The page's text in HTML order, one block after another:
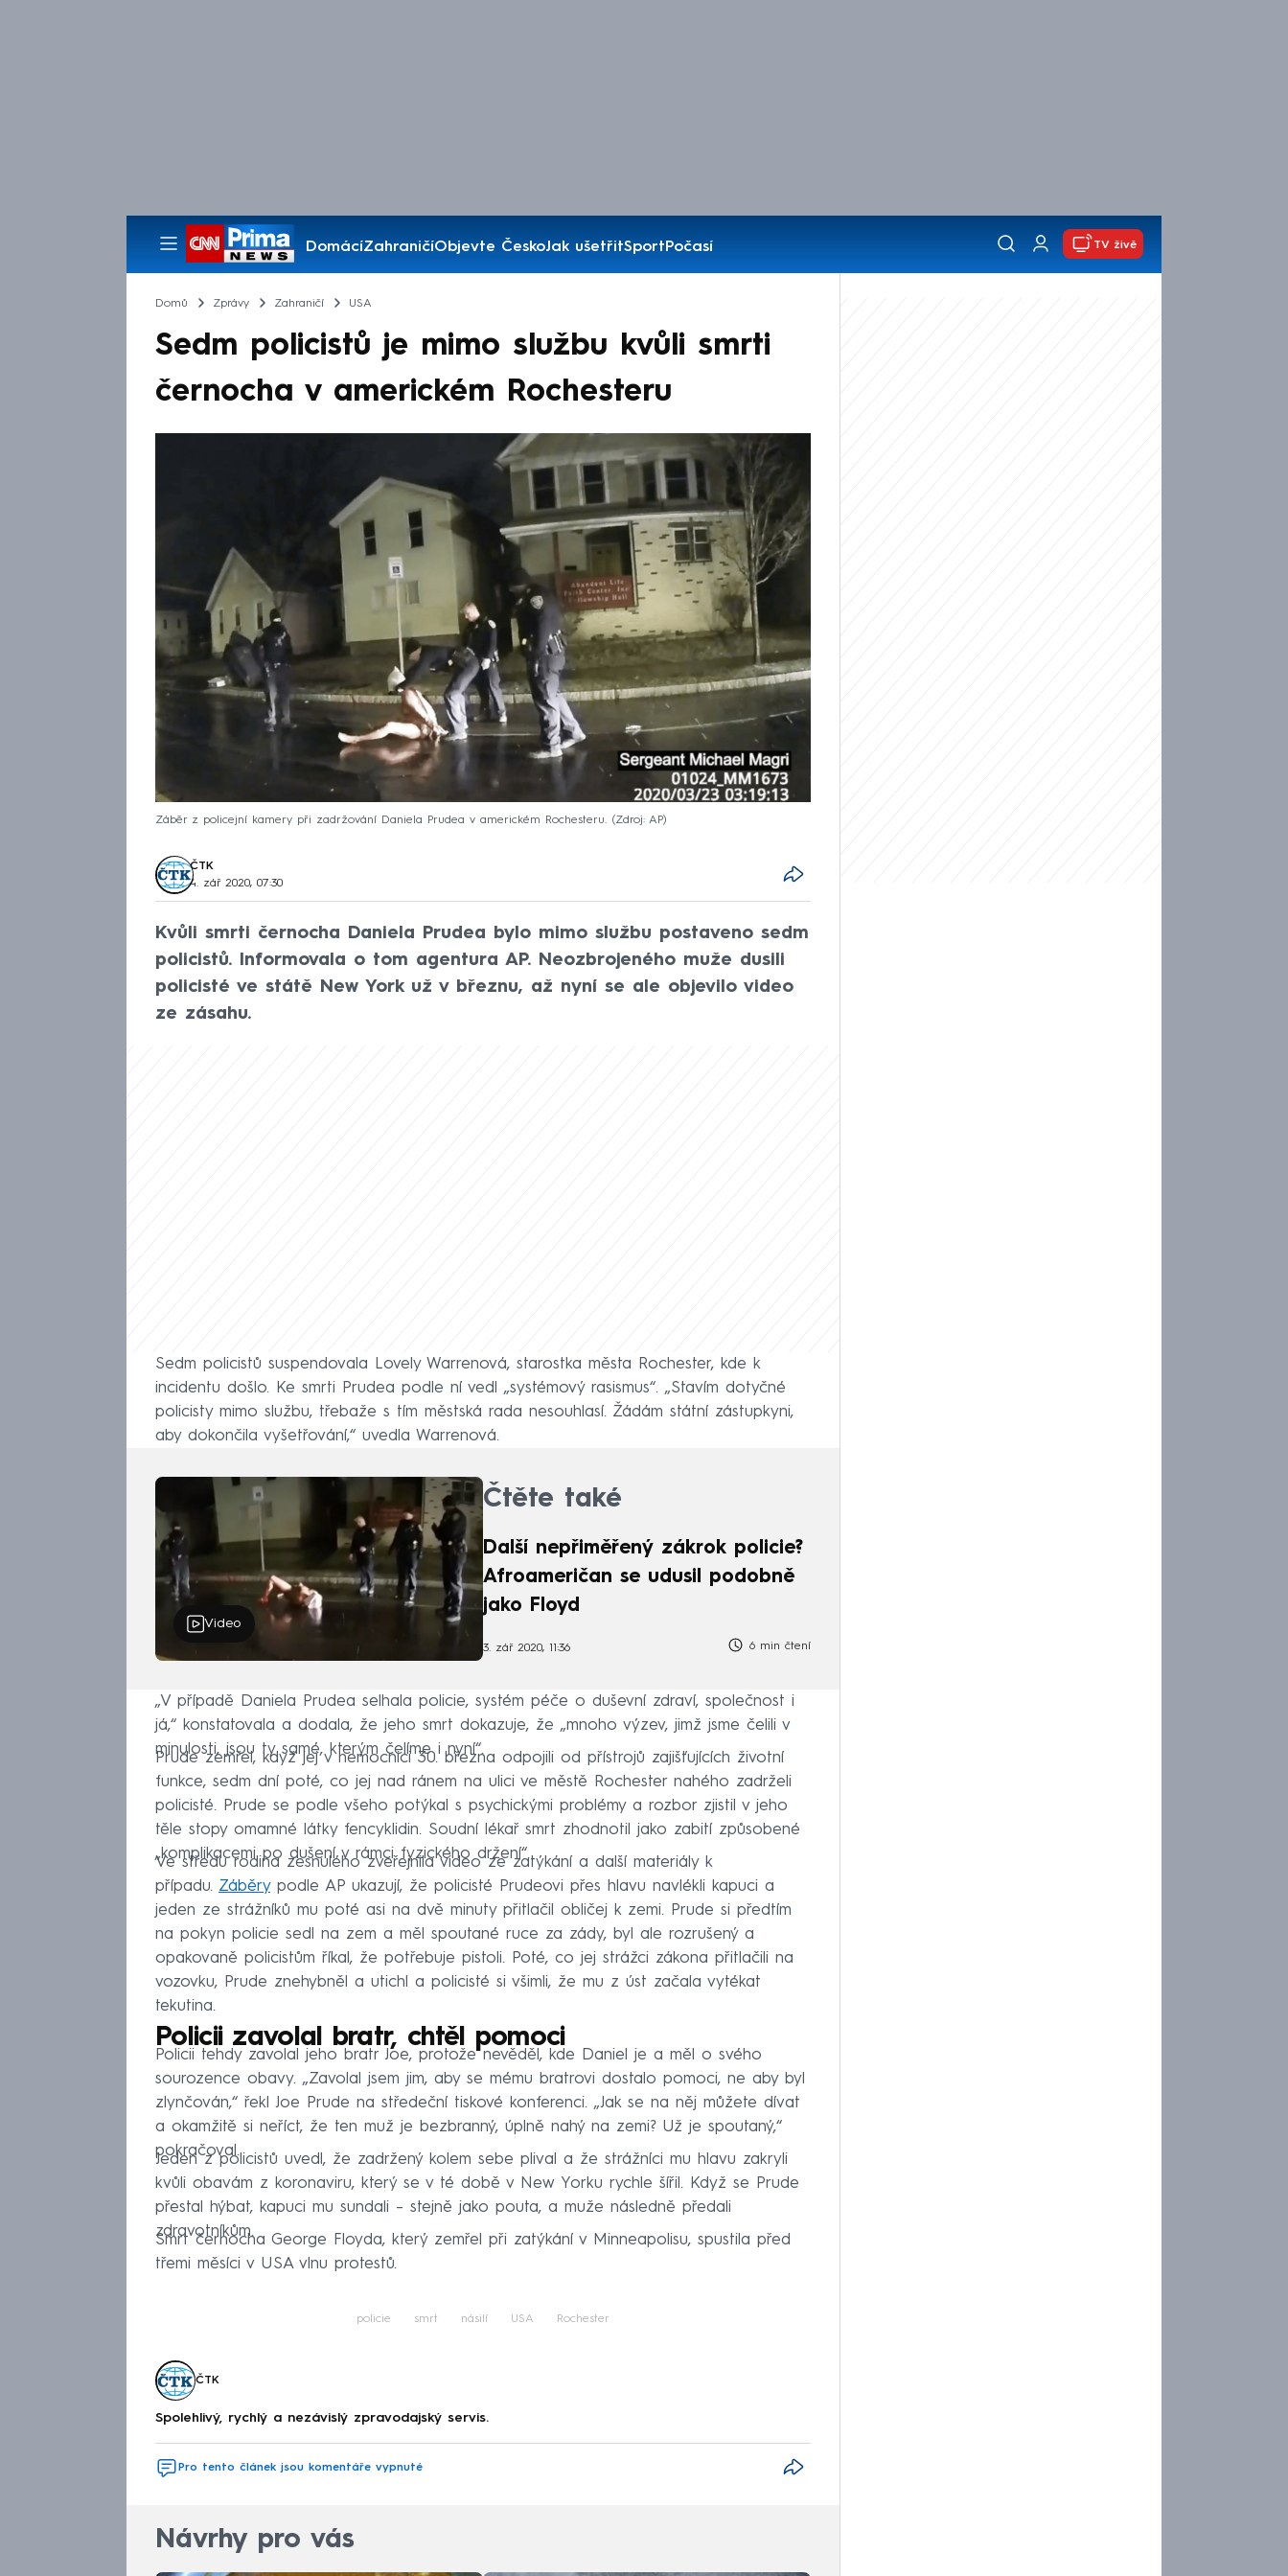
DomácíZahraničíObjevte ČeskoJak ušetřitSportPočasí
Pořady
TV živě
Domů Zprávy Zahraničí USA
Sedm policistů je mimo službu kvůli smrti
černocha v americkém Rochesteru
Záběr z policejní kamery při zadržování Daniela Prudea v americkém Rochesteru. Zdroj: AP
ČTK
4. zář 2020, 07:30
Kvůli smrti černocha Daniela Prudea bylo mimo službu postaveno sedm
policistů. Informovala o tom agentura AP. Neozbrojeného muže dusili
policisté ve státě New York už v březnu, až nyní se ale objevilo video
ze zásahu.
Sedm policistů suspendovala Lovely Warrenová, starostka města Rochester, kde k
incidentu došlo. Ke smrti Prudea podle ní vedl „systémový rasismus“. „Stavím dotyčné
policisty mimo službu, třebaže s tím městská rada nesouhlasí. Žádám státní zástupkyni,
aby dokončila vyšetřování,“ uvedla Warrenová.
Video
Čtěte také
Další nepřiměřený zákrok policie?
Afroameričan se udusil podobně
jako Floyd
3. zář 2020, 11:36 6 min čtení
„V případě Daniela Prudea selhala policie, systém péče o duševní zdraví, společnost i
já,“ konstatovala a dodala, že jeho smrt dokazuje, že „mnoho výzev, jimž jsme čelili v
minulosti, jsou ty samé, kterým čelíme i nyní“.
Prude zemřel, když jej v nemocnici 30. března odpojili od přístrojů zajišťujících životní
funkce, sedm dní poté, co jej nad ránem na ulici ve městě Rochester nahého zadrželi
policisté. Prude se podle všeho potýkal s psychickými problémy a rozbor zjistil v jeho
těle stopy omamné látky fencyklidin. Soudní lékař smrt zhodnotil jako zabití způsobené
„komplikacemi po dušení v rámci fyzického držení“.
Ve středu rodina zesnulého zveřejnila video ze zatýkání a další materiály k
případu. Záběrypodle AP ukazují, že policisté Prudeovi přes hlavu navlékli kapuci a
jeden ze strážníků mu poté asi na dvě minuty přitlačil obličej k zemi. Prude si předtím
na pokyn policie sedl na zem a měl spoutané ruce za zády, byl ale rozrušený a
opakovaně policistům říkal, že potřebuje pistoli. Poté, co jej strážci zákona přitlačili na
vozovku, Prude znehybněl a utichl a policisté si všimli, že mu z úst začala vytékat
tekutina.
Policii zavolal bratr, chtěl pomoci
Policii tehdy zavolal jeho bratr Joe, protože nevěděl, kde Daniel je a měl o svého
sourozence obavy. „Zavolal jsem jim, aby se mému bratrovi dostalo pomoci, ne aby byl
zlynčován,“ řekl Joe Prude na středeční tiskové konferenci. „Jak se na něj můžete dívat
a okamžitě si neříct, že ten muž je bezbranný, úplně nahý na zemi? Už je spoutaný,“
pokračoval.
Jeden z policistů uvedl, že zadržený kolem sebe plival a že strážníci mu hlavu zakryli
kvůli obavám z koronaviru, který se v té době v New Yorku rychle šířil. Když se Prude
přestal hýbat, kapuci mu sundali –⁠ stejně jako pouta, a muže následně předali
zdravotníkům.
Smrt černocha George Floyda, který zemřel při zatýkání v Minneapolisu, spustila před
třemi měsíci v USA vlnu protestů.
policie smrt násilí USA Rochester
ČTK
Spolehlivý, rychlý a nezávislý zpravodajský servis.
Pro tento článek jsou komentáře vypnuté
Návrhy pro vás